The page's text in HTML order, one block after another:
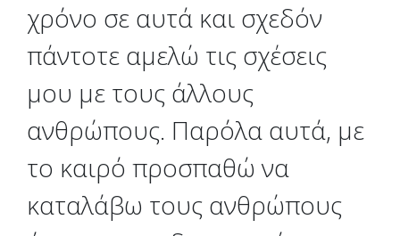
χρόνο σε αυτά και σχεδόν
πάντοτε αμελώ τις σχέσεις
μου με τους άλλους
ανθρώπους. Παρόλα αυτά, με
το καιρό προσπαθώ να
καταλάβω τους ανθρώπους